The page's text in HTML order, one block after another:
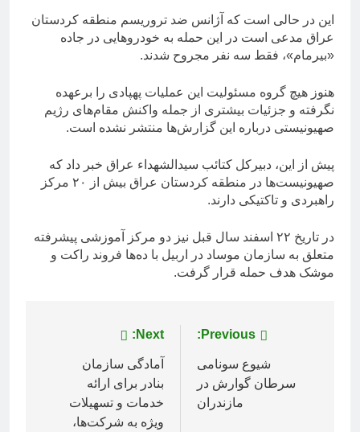
این در حالی است که آژانس ضد تروریسم منطقه کردستان
عراق مدعی است در این حمله به خودروهایی در جاده
«بیرمام»، فقط سه نفر مجروح شدند.
هنوز هیچ گروه مسئولیت این عملیات پهپادی را برعهده
نگرفته و جزئیات بیشتری از جمله واکنش مقام‌های رژیم
صهیونیستی درباره این گزارش‌ها منتشر نشده است.
پیش از این، دبیرکل کتائب سیدالشهداء عراق خبر داد که
صهیونیست‌ها در منطقه کردستان عراق بیش از ۲۰ مرکز
راهبردی و تاکتیکی دارند.
در تاریخ ۲۲ اسفند سال قبل نیز دو مرکز آموزشی پیشرفته
متعلق به سازمان موساد در اربیل با ده‌ها فروند راکت و
موشک هدف حمله قرار گرفت.
راهبری Previous:
شیوع سونامی
سرطان گوارش در
مازندران
Next:
آمادگی سازمان
بنادر برای ارائه
خدمات و تسهیلات
ویژه به شرکت‌ها،